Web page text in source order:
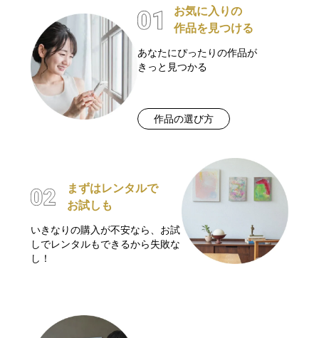
お気に入りの
作品を見つける
あなたにぴったりの作品が
きっと見つかる
作品の選び方
まずはレンタルで
お試しも
いきなりの購入が不安なら、お試
しでレンタルもできるから失敗な
し！